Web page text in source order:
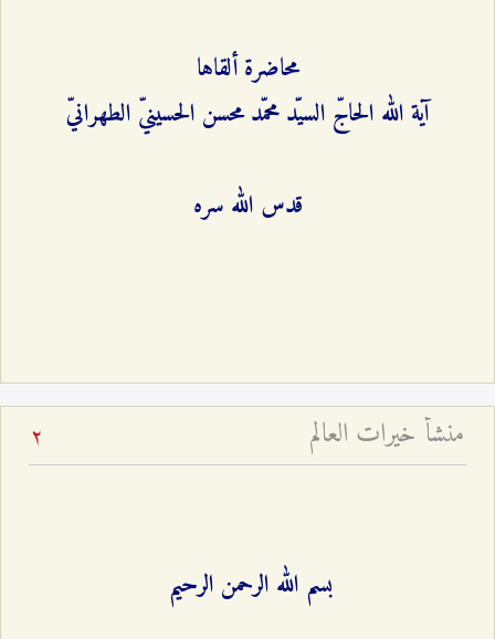
محاضرة ألقاها
آية الله الحاجّ السيّد محمّد محسن الحسينيّ الطهرانيّ
قدس الله سره
منشأ خيرات العالم 2
بسم الله الرحمن الرحيم